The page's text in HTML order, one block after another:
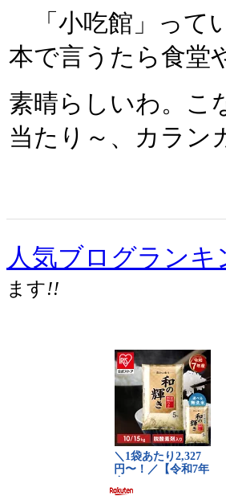
「小吃館」って
本で言うたら食堂
素晴らしいわ。
当たり～、カラン
人気ブログランキ
ます!!